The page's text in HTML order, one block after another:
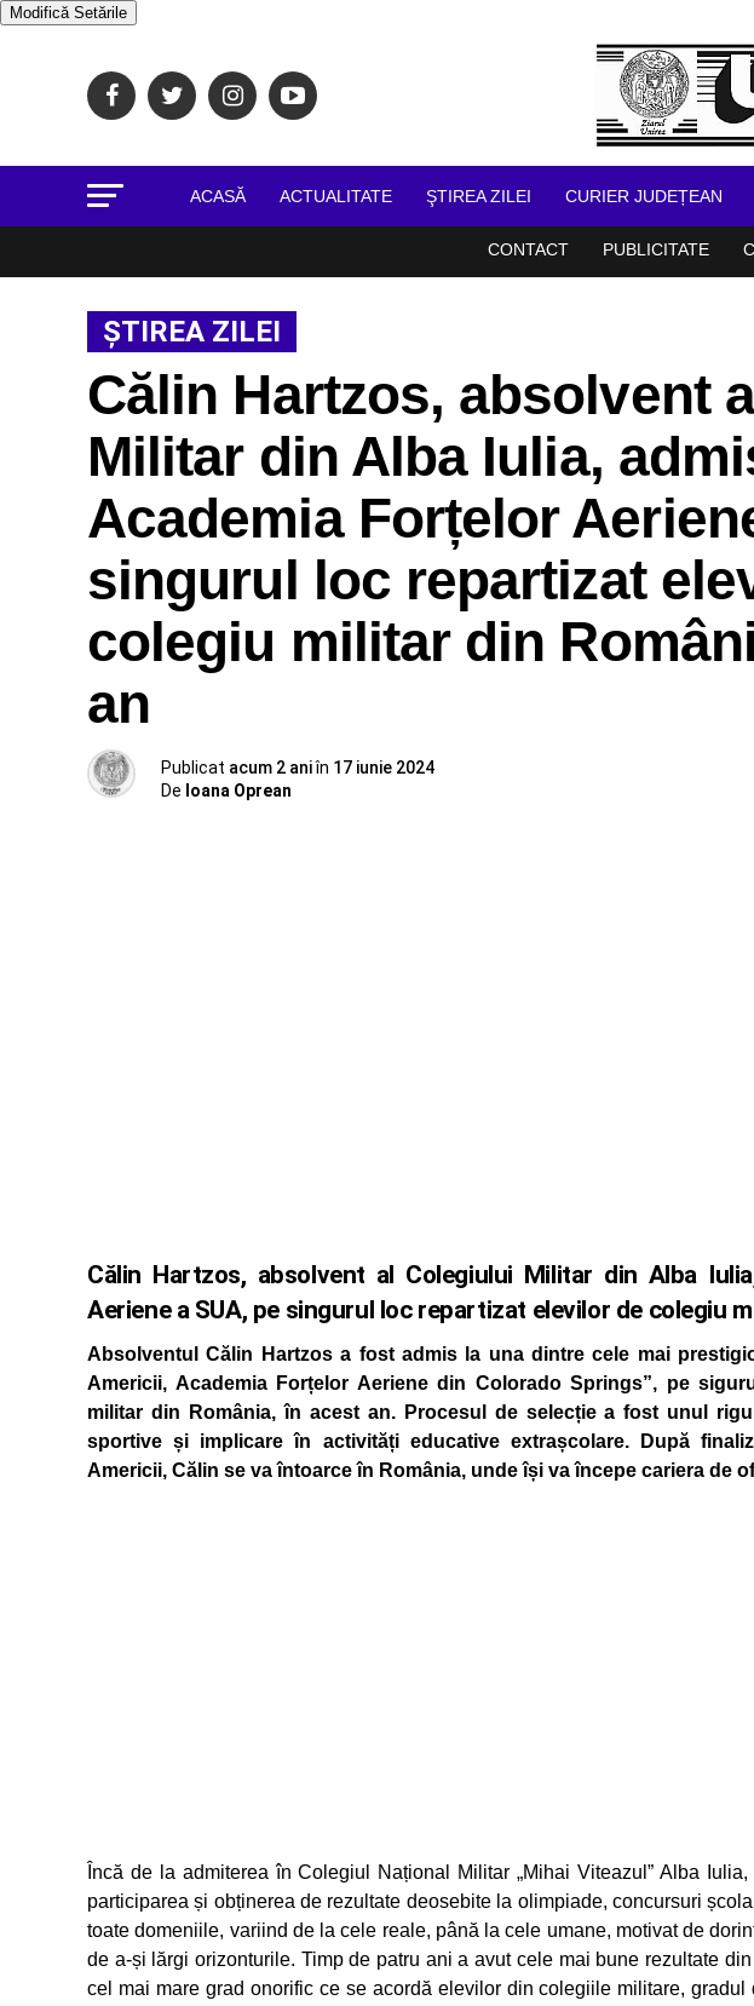
Modifică Setările
ACASĂ ACTUALITATE ŞTIREA ZILEI CURIER JUDEȚEAN
CONTACT PUBLICITATE
ŞTIREA ZILEI
Călin Hartzos, absolvent
Militar din Alba Iulia,
Academia Forțelor
singurul loc repartizat
colegiu militar din
an
Publicat acum 2 aniîn 17 iunie 2024
De Ioana Oprean
Călin Hartzos, absolvent al Colegiului Militar din Alba
Aeriene a SUA, pe singurul loc repartizat elevilor de colegiu
Absolventul Călin Hartzos a fost admis la una dintre cele mai
Americii, Academia Forțelor Aeriene din Colorado Springs”, pe
militar din România, în acest an. Procesul de selecție a fost unul
sportive și implicare în activități educative extrașcolare. După
Americii, Călin se va întoarce în România, unde își va începe cariera de
Încă de la admiterea în Colegiul Național Militar „Mihai Viteazul” Alba
participarea și obținerea de rezultate deosebite la olimpiade, concursuri
toate domeniile, variind de la cele reale, până la cele umane, motivat de
de a-și lărgi orizonturile. Timp de patru ani a avut cele mai bune rezultate
cel mai mare grad onorific ce se acordă elevilor din colegiile militare,